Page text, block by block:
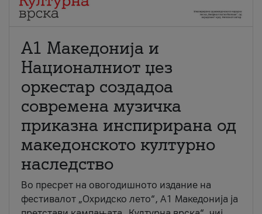
А1 Македонија и
Националниот џез
оркестар создадоа
современа музичка
приказна инспирирана од
македонското културно
наследство
Во пресрет на овогодишното издание на
фестивалот „Охридско лето“, А1 Македонија ја